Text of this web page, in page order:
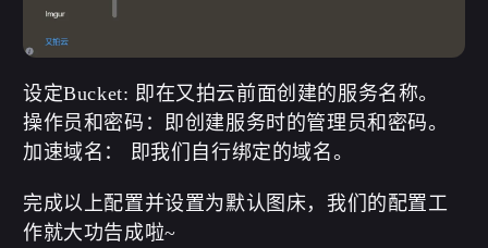
设定Bucket: 即在又拍云前面创建的服务名称。
操作员和密码：即创建服务时的管理员和密码。
加速域名： 即我们自行绑定的域名。
完成以上配置并设置为默认图床，我们的配置工
作就大功告成啦~